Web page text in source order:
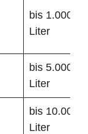
bis 1.000
Liter
bis 5.000
Liter
bis 10.000
Liter